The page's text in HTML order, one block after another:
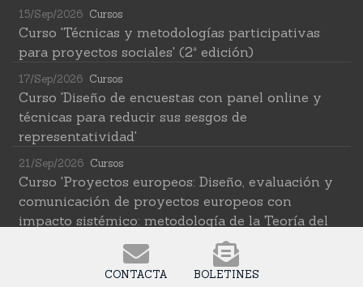
15/Sep/2026 Cursos
Curso 'Técnicas y metodologías participativas
para proyectos sociales' (2ª edición)
17/Sep/2026 Cursos
Curso 'Diseño de encuestas con panel online y
técnicas para reducir sus sesgos de
representatividad'
21/Sep/2026 Cursos
Curso 'Proyectos europeos: Diseño, evaluación y
comunicación de proyectos europeos con
impacto sistémico: metodología de la Teoría del
Cambio transformativa'
Cursos
CONTACTA BOLETINES